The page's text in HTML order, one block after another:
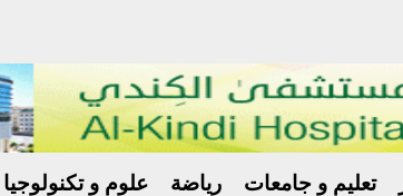
تعليم و جامعات رياضة علوم و تكنولوجيا